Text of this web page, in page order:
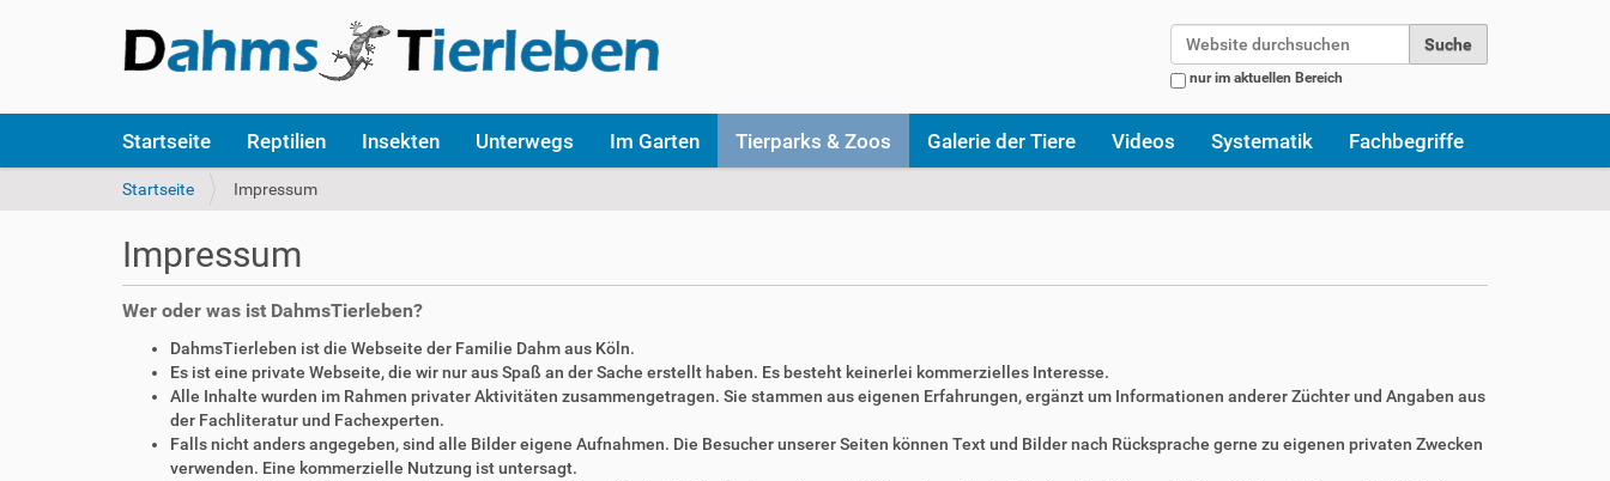
nur im aktuellen Bereich
k
Startseite Reptilien Insekten Unterwegs Im Garten Tierparks & Zoos Galerie der Tiere Videos Systematik Fachbegriffe
S
i
n
Startseite Impressum
Impressum
Wer oder was ist DahmsTierleben?
DahmsTierleben ist die Webseite der Familie Dahm aus Köln.
Es ist eine private Webseite, die wir nur aus Spaß an der Sache erstellt haben. Es besteht keinerlei kommerzielles Interesse.
Alle Inhalte wurden im Rahmen privater Aktivitäten zusammengetragen. Sie stammen aus eigenen Erfahrungen, ergänzt um Informationen anderer Züchter und Angaben aus
der Fachliteratur und Fachexperten.
Falls nicht anders angegeben, sind alle Bilder eigene Aufnahmen. Die Besucher unserer Seiten können Text und Bilder nach Rücksprache gerne zu eigenen privaten Zwecken
verwenden. Eine kommerzielle Nutzung ist untersagt.